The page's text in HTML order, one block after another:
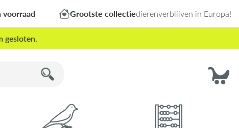
voorraad Grootste collectiedierenverblijven in Europa!
gesloten.